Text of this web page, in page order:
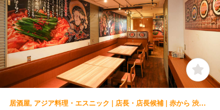
居酒屋, アジア料理・エスニック | 店長・店長候補 | 赤から 渋谷店